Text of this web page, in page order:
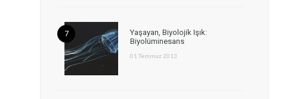
Yaşayan, Biyolojik Işık:
Biyolüminesans
01 Temmuz 2013